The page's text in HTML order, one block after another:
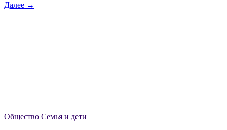
Далее →
Общество Семья и дети